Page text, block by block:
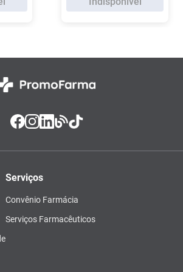
Serviços
Convênio Farmácia
Serviços Farmacêuticos